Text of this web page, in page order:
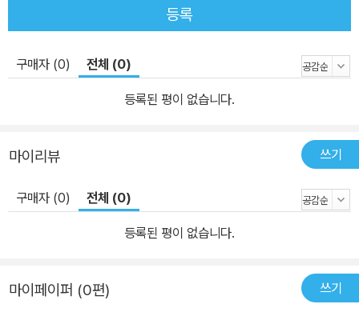
등록
구매자 (0) 전체 (0)
등록된 평이 없습니다.
마이리뷰 쓰기
구매자 (0) 전체 (0)
등록된 평이 없습니다.
마이페이퍼 (0편) 쓰기